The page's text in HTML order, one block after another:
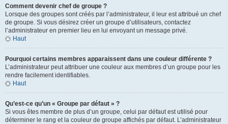
Comment devenir chef de groupe ?
Lorsque des groupes sont créés par l’administrateur, il leur est attribué un chef
de groupe. Si vous désirez créer un groupe d’utilisateurs, contactez
l’administrateur en premier lieu en lui envoyant un message privé.
Haut
Pourquoi certains membres apparaissent dans une couleur différente ?
L’administrateur peut attribuer une couleur aux membres d’un groupe pour les
rendre facilement identifiables.
Haut
Qu’est-ce qu’un « Groupe par défaut » ?
Si vous êtes membre de plus d’un groupe, celui par défaut est utilisé pour
déterminer le rang et la couleur de groupe affichés par défaut. L’administrateur